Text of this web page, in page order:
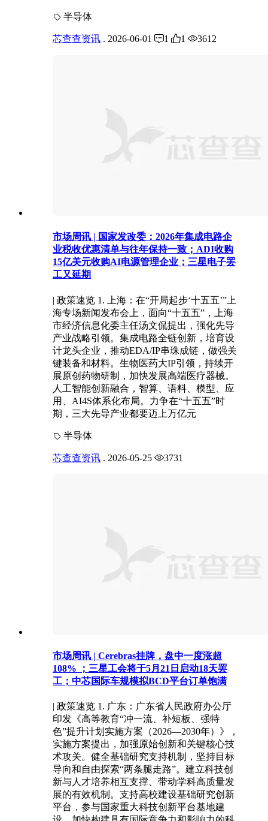
半导体
芯查查资讯 . 2026-06-01 1 1 3612
市场周讯 | 国家发改委：2026年集成电路企
业税收优惠清单与往年保持一致；ADI收购
15亿美元收购AI电源管理企业；三星电子罢
工又延期
| 政策速览 1. 上海：在“开局起步‘十五五’”上
海专场新闻发布会上，面向“十五五”，上海
市经济信息化委主任汤文侃提出，强化先导
产业战略引领。集成电路全链创新，培育设
计龙头企业，推动EDA/IP串珠成链，做强关
键装备和材料。生物医药大IP引领，持续开
展原创药物研制，加快发展高端医疗器械。
人工智能创新融合，智算、语料、模型、应
用、AI4S体系化布局。力争在“十五五”时
期，三大先导产业都要迈上万亿元
半导体
芯查查资讯 . 2026-05-25 3731
市场周讯 | Cerebras挂牌，盘中一度涨超
108% ；三星工会将于5月21日启动18天罢
工；中芯国际车规模拟BCD平台订单饱满
| 政策速览 1. 广东：广东省人民政府办公厅
印发《高等教育“冲一流、补短板、强特
色”提升计划实施方案（2026—2030年）》，
实施方案提出，加强原始创新和关键核心技
术攻关。健全基础研究支持机制，坚持目标
导向和自由探索“两条腿走路”。建立科技创
新与人才培养相互支撑、带动学科高质量发
展的有效机制。支持高校建设基础研究创新
平台，参与国家重大科技创新平台基地建